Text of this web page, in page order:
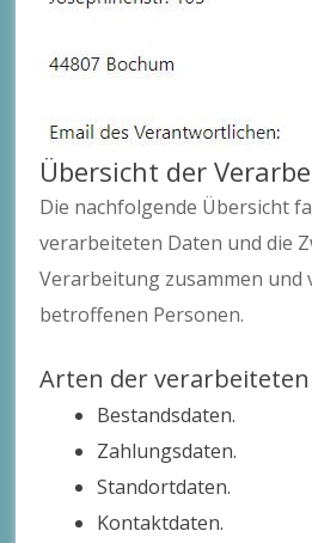
Übersicht der
Die nachfolgende Übersicht
verarbeiteten Daten und die
Verarbeitung zusammen und
betroffenen Personen.
Arten der
Bestandsdaten.
Zahlungsdaten.
Standortdaten.
Kontaktdaten.